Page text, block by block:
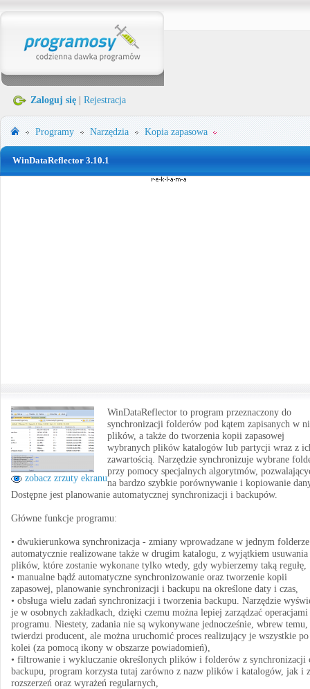
Zaloguj się Rejestracja
Programy Narzędzia Kopia zapasowa
WinDataReflector 3.10.1
zobacz zrzuty ekranu
WinDataReflector to program przeznaczony do
synchronizacji folderów pod kątem zapisanych w
plików, a także do tworzenia kopii zapasowej
wybranych plików katalogów lub partycji wraz z
zawartością. Narzędzie synchronizuje wybrane
przy pomocy specjalnych algorytmów,
na bardzo szybkie porównywanie i kopiowanie
Dostępne jest planowanie automatycznej synchronizacji i backupów.
Główne funkcje programu:
• dwukierunkowa synchronizacja - zmiany wprowadzane w jednym folderze
automatycznie realizowane także w drugim katalogu, z wyjątkiem usuwania
plików, które zostanie wykonane tylko wtedy, gdy wybierzemy taką regułę,
• manualne bądź automatyczne synchronizowanie oraz tworzenie kopii
zapasowej, planowanie synchronizacji i backupu na określone daty i czas,
• obsługa wielu zadań synchronizacji i tworzenia backupu. Narzędzie
je w osobnych zakładkach, dzięki czemu można lepiej zarządzać operacjami
programu. Niestety, zadania nie są wykonywane jednocześnie, wbrew temu,
twierdzi producent, ale można uruchomić proces realizujący je wszystkie po
kolei (za pomocą ikony w obszarze powiadomień),
• filtrowanie i wykluczanie określonych plików i folderów z synchronizacji
backupu, program korzysta tutaj zarówno z nazw plików i katalogów, jak i z
rozszerzeń oraz wyrażeń regularnych,